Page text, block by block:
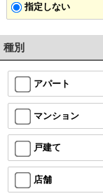
指定しない
種別
アパート
マンション
戸建て
店舗